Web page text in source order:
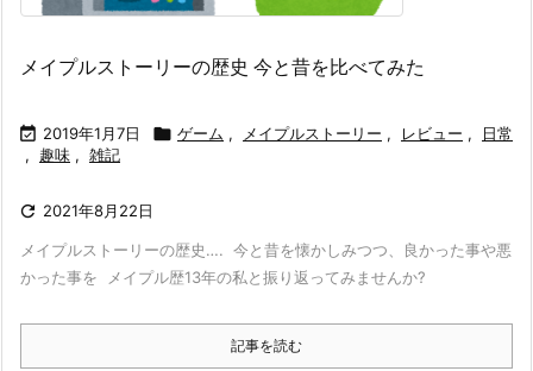
メイプルストーリーの歴史 今と昔を比べてみた
 2019年1月7日  ゲーム , メイプルストーリー , レビュー ,
日常
,
趣味 , 雑記
 2021年8月22日
メイプルストーリーの歴史…. 今と昔を懐かしみつつ、良かった事や悪
かった事を メイプル歴13年の私と振り返ってみませんか?
記事を読む